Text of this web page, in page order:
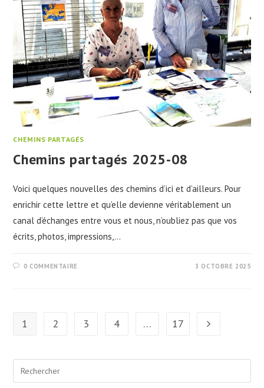
CHEMINS PARTAGÉS
Chemins partagés 2025-08
Voici quelques nouvelles des chemins d’ici et d’ailleurs. Pour
enrichir cette lettre et qu’elle devienne véritablement un
canal d’échanges entre vous et nous, n’oubliez pas que vos
écrits, photos, impressions,…
0 COMMENTAIRE 3 OCTOBRE 2025
1 2 3 4 … 17 Aller à la page